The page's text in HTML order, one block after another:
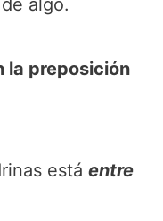
algo.
la preposición
está entre